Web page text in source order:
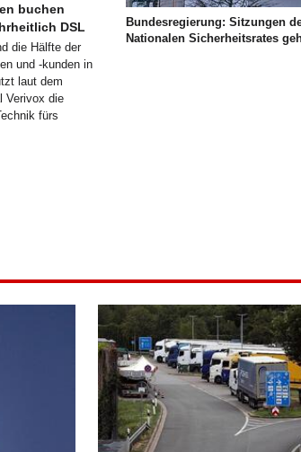
buchen
DSL
die Hälfte der
und -kunden in
laut dem
Verivox die
fürs
Bundesregierung: Sitzungen
Nationalen Sicherheitsrates